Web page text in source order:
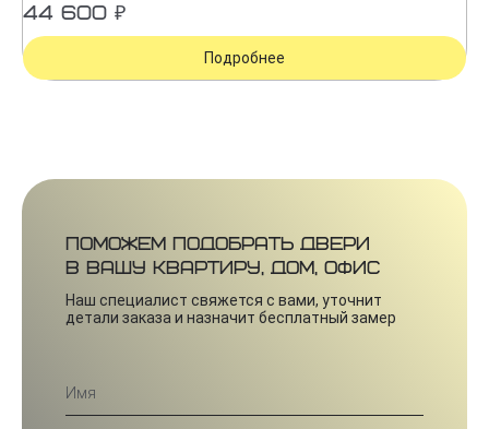
44 600 ₽
Подробнее
Поможем подобрать двери
в вашу квартиру, дом, офис
Наш специалист свяжется с вами, уточнит
детали заказа и назначит бесплатный замер